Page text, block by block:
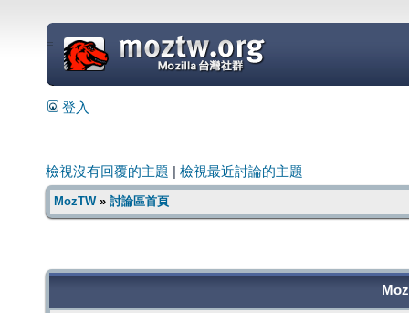
=
登入
檢視沒有回覆的主題 檢視最近討論的主題
MozTW» 討論區首頁